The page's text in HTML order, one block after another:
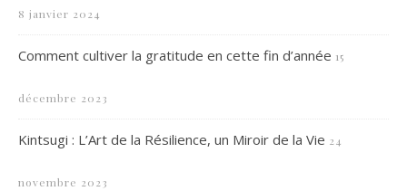
8 janvier 2024
Comment cultiver la gratitude en cette fin d’année 15
décembre 2023
Kintsugi : L’Art de la Résilience, un Miroir de la Vie 24
novembre 2023